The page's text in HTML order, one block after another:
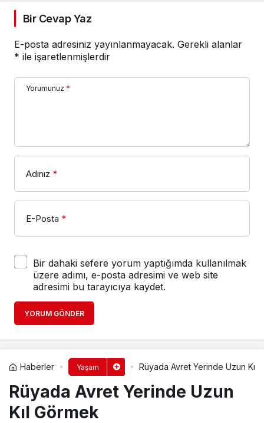
Bir Cevap Yaz
E-posta adresiniz yayınlanmayacak. Gerekli alanlar
* ile işaretlenmişlerdir
Yorumunuz *
Adınız *
E-Posta *
Bir dahaki sefere yorum yaptığımda kullanılmak
üzere adımı, e-posta adresimi ve web site
adresimi bu tarayıcıya kaydet.
YORUM GÖNDER
Haberler Yaşam Rüyada Avret Yerinde Uzun Kıl
Rüyada Avret Yerinde Uzun
Kıl Görmek​